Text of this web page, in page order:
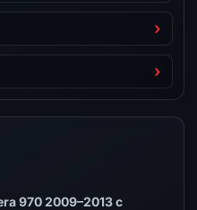
970 2009–2013 с